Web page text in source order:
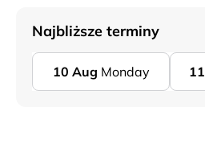
Najbliższe terminy
10 Aug Monday 11